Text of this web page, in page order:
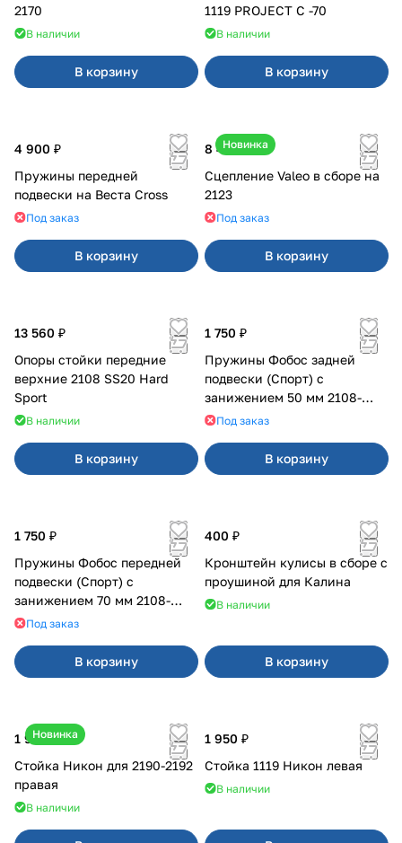
2170
В наличии
В корзину
1119 PROJECT С -70
В наличии
В корзину
4 900 ₽
Пружины передней
подвески на Веста Cross
Под заказ
В корзину
Новинка
8 400 ₽
Сцепление Valeo в сборе на
2123
Под заказ
В корзину
13 560 ₽
Опоры стойки передние
верхние 2108 SS20 Hard
Sport
В наличии
В корзину
1 750 ₽
Пружины Фобос задней
подвески (Спорт) с
занижением 50 мм 2108-
21099, 2113-2115
Под заказ
В корзину
1 750 ₽
Пружины Фобос передней
подвески (Спорт) с
занижением 70 мм 2108-
21099, 2113-2115
Под заказ
В корзину
400 ₽
Кронштейн кулисы в сборе с
проушиной для Калина
В наличии
В корзину
Новинка
1 900 ₽
Стойка Никон для 2190-2192
правая
В наличии
1 950 ₽
Стойка 1119 Никон левая
В наличии